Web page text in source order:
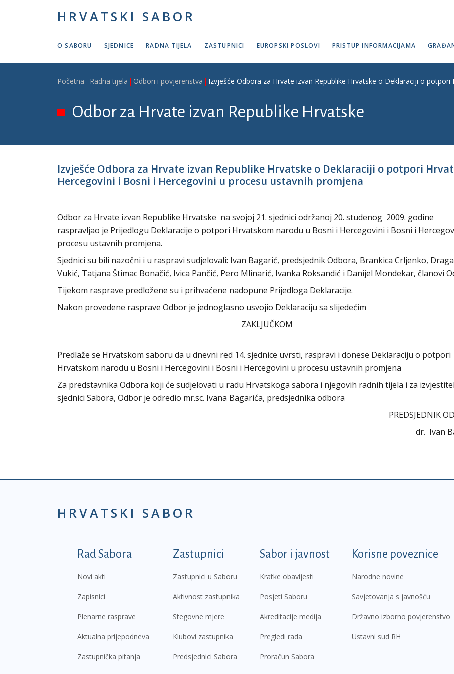
HRVATSKI SABOR
O SABORU SJEDNICE RADNA TIJELA ZASTUPNICI EUROPSKI POSLOVI PRISTUP INFORMACIJAMA
Breadcrumb
Početna Radna tijela Odbori i povjerenstva Izvješće Odbora za Hrvate izvan Republike Hrvatske o Deklaraciji o
Odbor za Hrvate izvan Republike Hrvatske
Izvješće Odbora za Hrvate izvan Republike Hrvatske o Deklaraciji o potpori
Hercegovini i Bosni i Hercegovini u procesu ustavnih promjena
Odbor za Hrvate izvan Republike Hrvatske na svojoj 21. sjednici održanoj 20. studenog 2009. godine
raspravljao je Prijedlogu Deklaracije o potpori Hrvatskom narodu u Bosni i Hercegovini i Bosni i
procesu ustavnih promjena.
Sjednici su bili nazočni i u raspravi sudjelovali: Ivan Bagarić, predsjednik Odbora, Brankica Crljenko,
Vukić, Tatjana Štimac Bonačić, Ivica Pančić, Pero Mlinarić, Ivanka Roksandić i Danijel Mondekar, članovi
Tijekom rasprave predložene su i prihvaćene nadopune Prijedloga Deklaracije.
Nakon provedene rasprave Odbor je jednoglasno usvojio Deklaraciju sa slijedećim
ZAKLJUČKOM
Predlaže se Hrvatskom saboru da u dnevni red 14. sjednice uvrsti, raspravi i donese Deklaraciju o potpori
Hrvatskom narodu u Bosni i Hercegovini i Bosni i Hercegovini u procesu ustavnih promjena
Za predstavnika Odbora koji će sudjelovati u radu Hrvatskoga sabora i njegovih radnih tijela i za
sjednici Sabora, Odbor je odredio mr.sc. Ivana Bagarića, predsjednika odbora
PREDSJEDNIK
dr. Ivan
HRVATSKI SABOR
Podnožje prvi izbornik
Rad Sabora
Novi akti
Zapisnici
Plenarne rasprave
Aktualna prijepodneva
Zastupnička pitanja
Zastupnici
Zastupnici u Saboru
Aktivnost zastupnika
Stegovne mjere
Klubovi zastupnika
Predsjednici Sabora
Sabor i javnost
Kratke obavijesti
Posjeti Saboru
Akreditacije medija
Pregledi rada
Proračun Sabora
Korisne poveznice
Narodne novine
Savjetovanja s javnošću
Državno izborno povjerenstvo
Ustavni sud RH